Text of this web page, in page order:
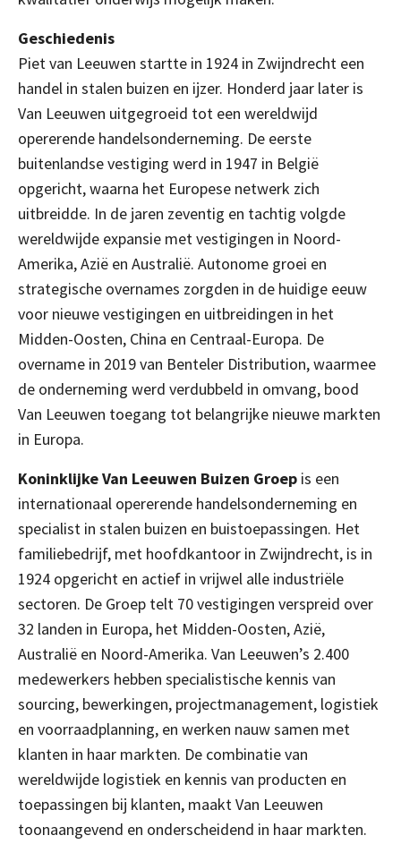
Geschiedenis
Piet van Leeuwen startte in 1924 in Zwijndrecht een
handel in stalen buizen en ijzer. Honderd jaar later is
Van Leeuwen uitgegroeid tot een wereldwijd
opererende handelsonderneming. De eerste
buitenlandse vestiging werd in 1947 in België
opgericht, waarna het Europese netwerk zich
uitbreidde. In de jaren zeventig en tachtig volgde
wereldwijde expansie met vestigingen in Noord-
Amerika, Azië en Australië. Autonome groei en
strategische overnames zorgden in de huidige eeuw
voor nieuwe vestigingen en uitbreidingen in het
Midden-Oosten, China en Centraal-Europa. De
overname in 2019 van Benteler Distribution, waarmee
de onderneming werd verdubbeld in omvang, bood
Van Leeuwen toegang tot belangrijke nieuwe markten
in Europa.
Koninklijke Van Leeuwen Buizen Groep is een
internationaal opererende handelsonderneming en
specialist in stalen buizen en buistoepassingen. Het
familiebedrijf, met hoofdkantoor in Zwijndrecht, is in
1924 opgericht en actief in vrijwel alle industriële
sectoren. De Groep telt 70 vestigingen verspreid over
32 landen in Europa, het Midden-Oosten, Azië,
Australië en Noord-Amerika. Van Leeuwen’s 2.400
medewerkers hebben specialistische kennis van
sourcing, bewerkingen, projectmanagement, logistiek
en voorraadplanning, en werken nauw samen met
klanten in haar markten. De combinatie van
wereldwijde logistiek en kennis van producten en
toepassingen bij klanten, maakt Van Leeuwen
toonaangevend en onderscheidend in haar markten.